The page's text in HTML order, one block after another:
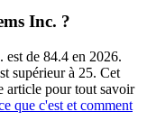
Inc. ?
de 84.4 en 2026.
supérieur à 25. Cet
article pour tout savoir
que c'est et comment